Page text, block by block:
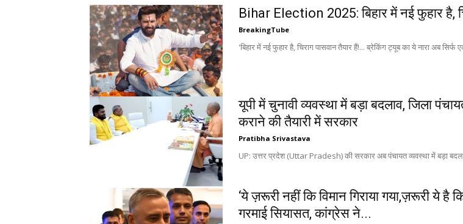
Bihar Election 2025: बिहार में नई फुहार है,
BreakingTube
'बिहार में नई फुहार है, चिराग पासवान तैयार हैं!... ब्रेकिंग ट्यूब का ये नारा अब
यूपी में चुनावी व्यवस्था में बड़ा बदलाव, जिला
कराने की तैयारी में सरकार
Pratibha Srivastava
UP: उत्तर प्रदेश (Uttar Pradesh) की सरकार अब पंचायत व्यवस्था में बड़ा
‘ये ज़रूरी नहीं कि विमान गिराया गया,ज़रूरी ये
गरमाई सियासत, कांग्रेस ने...